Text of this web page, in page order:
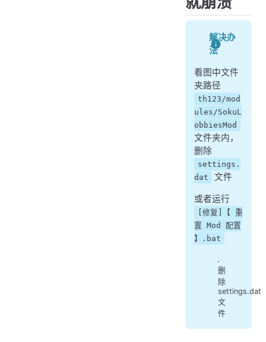
解决办
法
看图中文件
夹路径
th123/mod
ules/SokuL
obbiesMod
文件夹内，
删除
settings.
dat
文件
或者运行
[修复]【 重
置 Mod 配置
】.bat
删
除
settings.dat
文
件